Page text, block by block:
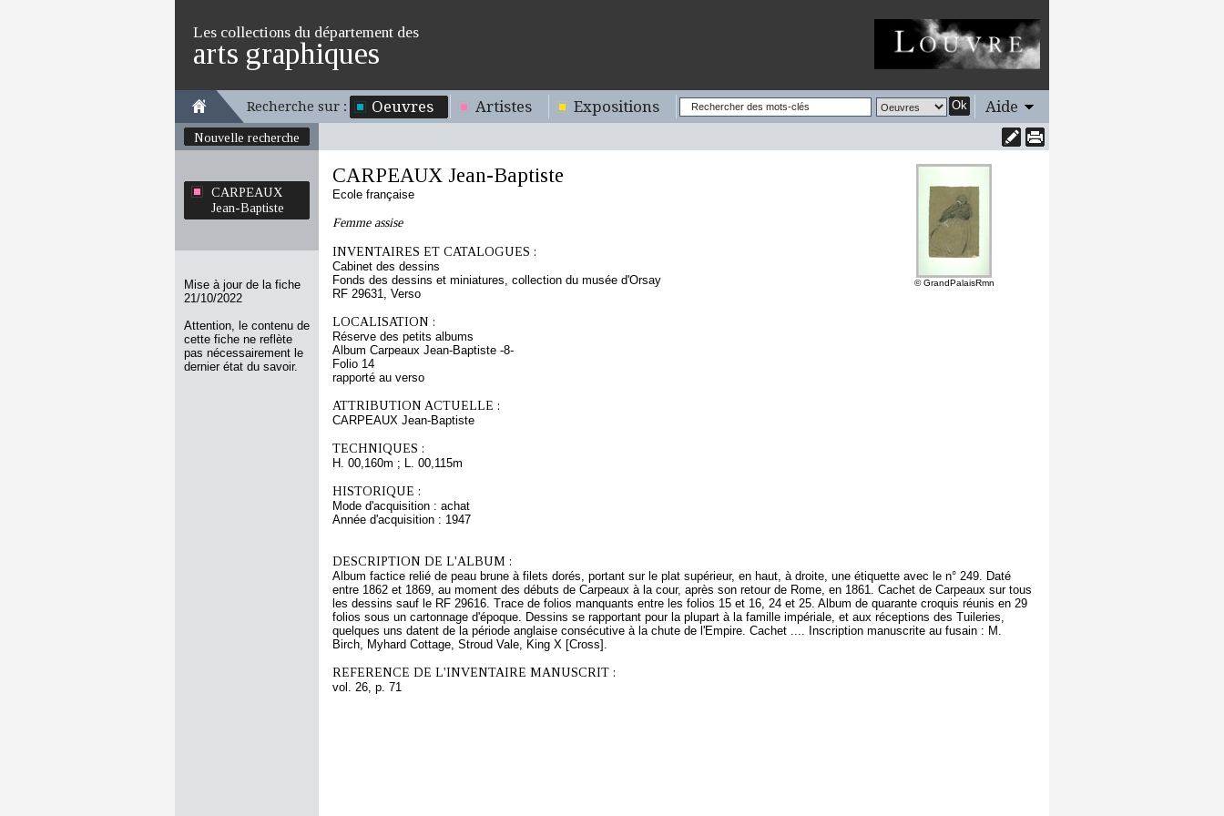
Les collections du département des
arts graphiques
Recherche sur : Oeuvres Artistes Expositions Ok Aide
Nouvelle recherche
CARPEAUX
Jean-Baptiste
Mise à jour de la fiche
21/10/2022
Attention, le contenu de
cette fiche ne reflète
pas nécessairement le
dernier état du savoir.
© GrandPalaisRmn
CARPEAUX Jean-Baptiste
Ecole française
Femme assise
INVENTAIRES ET CATALOGUES :
Cabinet des dessins
Fonds des dessins et miniatures, collection du musée d'Orsay
RF 29631, Verso
LOCALISATION :
Réserve des petits albums
Album Carpeaux Jean-Baptiste -8-
Folio 14
rapporté au verso
ATTRIBUTION ACTUELLE :
CARPEAUX Jean-Baptiste
TECHNIQUES :
H. 00,160m ; L. 00,115m
HISTORIQUE :
Mode d'acquisition : achat
Année d'acquisition : 1947
DESCRIPTION DE L'ALBUM :
Album factice relié de peau brune à filets dorés, portant sur le plat supérieur, en haut, à droite, une étiquette avec le n° 249. Daté
entre 1862 et 1869, au moment des débuts de Carpeaux à la cour, après son retour de Rome, en 1861. Cachet de Carpeaux sur tous
les dessins sauf le RF 29616. Trace de folios manquants entre les folios 15 et 16, 24 et 25. Album de quarante croquis réunis en 29
folios sous un cartonnage d'époque. Dessins se rapportant pour la plupart à la famille impériale, et aux réceptions des Tuileries,
quelques uns datent de la période anglaise consécutive à la chute de l'Empire. Cachet .... Inscription manuscrite au fusain : M.
Birch, Myhard Cottage, Stroud Vale, King X [Cross].
REFERENCE DE L'INVENTAIRE MANUSCRIT :
vol. 26, p. 71